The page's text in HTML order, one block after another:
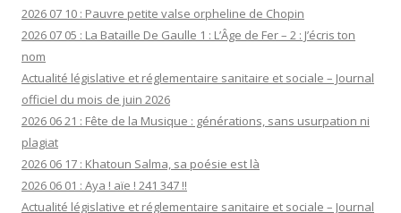
2026 07 10 : Pauvre petite valse orpheline de Chopin
2026 07 05 : La Bataille De Gaulle 1 : L’Âge de Fer – 2 : J’écris ton
nom
Actualité législative et réglementaire sanitaire et sociale – Journal
officiel du mois de juin 2026
2026 06 21 : Fête de la Musique : générations, sans usurpation ni
plagiat
2026 06 17 : Khatoun Salma, sa poésie est là
2026 06 01 : Aya ! aïe ! 241 347 !!
Actualité législative et réglementaire sanitaire et sociale – Journal